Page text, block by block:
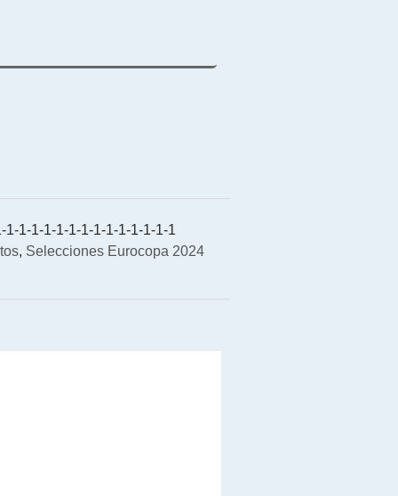
1-1-1-1-1-1-1-1-1-1-1-1-1
, Selecciones Eurocopa 2024